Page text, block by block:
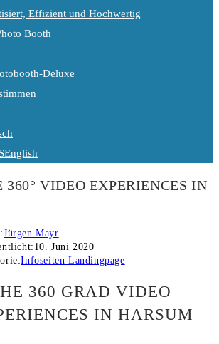
Effizient und Hochwertig
Booth
Deluxe
English
VIDEO EXPERIENCES IN
Jürgen Mayr
10. Juni 2020
Infoseiten Landingpage
360 GRAD VIDEO
IN HARSUM